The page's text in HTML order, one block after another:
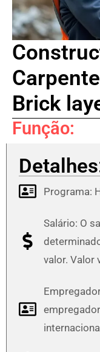
Brick
Função:
Programa:
Salário: O
valor. Valor